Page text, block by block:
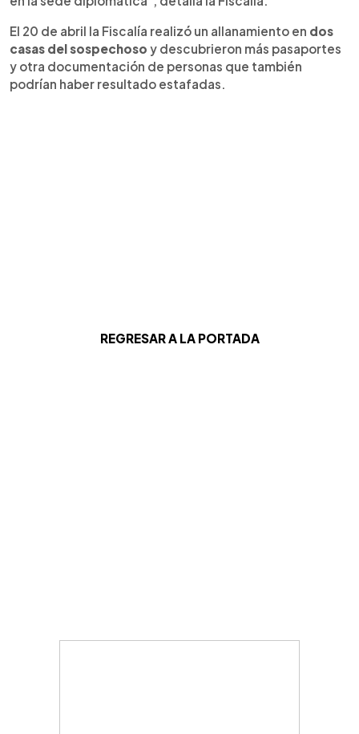
El 20 de abril la Fiscalía realizó un allanamiento en dos
casas del sospechoso y descubrieron más pasaportes
y otra documentación de personas que también
podrían haber resultado estafadas.
REGRESAR A LA PORTADA